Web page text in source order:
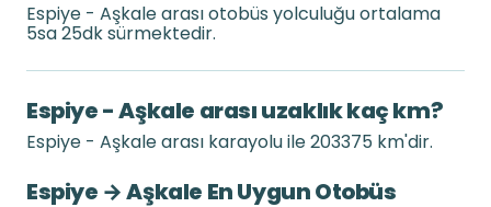
Espiye - Aşkale arası otobüs yolculuğu ortalama
5sa 25dk sürmektedir.
Espiye - Aşkale arası uzaklık kaç km?
Espiye - Aşkale arası karayolu ile 203375 km'dir.
Espiye → Aşkale En Uygun Otobüs